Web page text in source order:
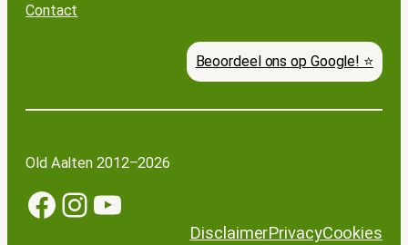
Contact
Beoordeel ons op Google! ⭐
Old Aalten 2012–2026
Facebook Instagram YouTube
DisclaimerPrivacyCookies